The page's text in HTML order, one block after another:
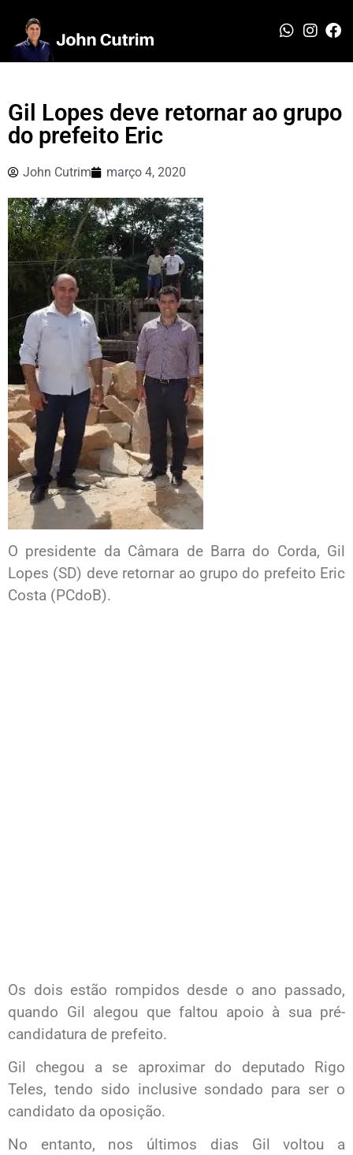
Gil Lopes deve retornar ao grupo
do prefeito Eric
John Cutrim março 4, 2020
O presidente da Câmara de Barra do Corda, Gil
Lopes (SD) deve retornar ao grupo do prefeito Eric
Costa (PCdoB).
Os dois estão rompidos desde o ano passado,
quando Gil alegou que faltou apoio à sua pré-
candidatura de prefeito.
Gil chegou a se aproximar do deputado Rigo
Teles, tendo sido inclusive sondado para ser o
candidato da oposição.
No entanto, nos últimos dias Gil voltou a